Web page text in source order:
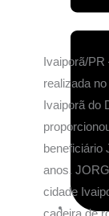
Ivaiporã/
realizada
Ivaiporã do
beneficiário
anos.
cidade